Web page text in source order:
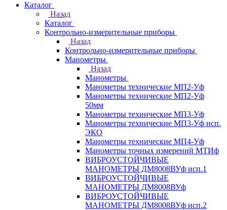
Каталог
Назад
Каталог
Контрольно-измерительные приборы
Назад
Контрольно-измерительные приборы
Манометры
Назад
Манометры
Манометры технические МП2-Уф
Манометры технические МП2-Уф
50мм
Манометры технические МП3-Уф
Манометры технические МП3-Уф исп.
ЭКО
Манометры технические МП4-Уф
Манометры точных измерений МТИф
ВИБРОУСТОЙЧИВЫЕ
МАНОМЕТРЫ ДМ8008ВУф исп.1
ВИБРОУСТОЙЧИВЫЕ
МАНОМЕТРЫ ДМ8008ВУф
ВИБРОУСТОЙЧИВЫЕ
МАНОМЕТРЫ ДМ8008ВУф исп.2